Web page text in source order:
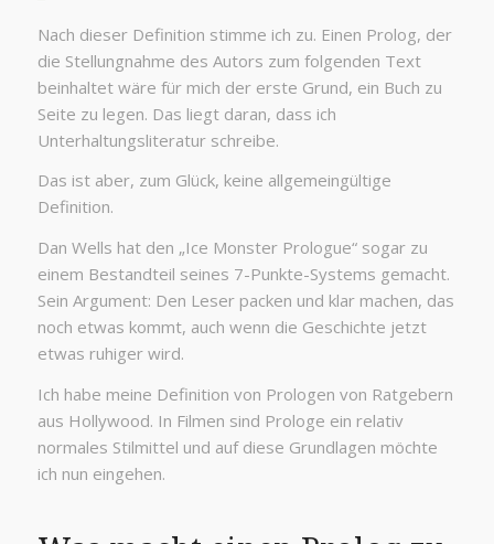
Nach dieser Definition stimme ich zu. Einen Prolog, der
die Stellungnahme des Autors zum folgenden Text
beinhaltet wäre für mich der erste Grund, ein Buch zu
Seite zu legen. Das liegt daran, dass ich
Unterhaltungsliteratur schreibe.
Das ist aber, zum Glück, keine allgemeingültige
Definition.
Dan Wells hat den „Ice Monster Prologue“ sogar zu
einem Bestandteil seines 7-Punkte-Systems gemacht.
Sein Argument: Den Leser packen und klar machen, das
noch etwas kommt, auch wenn die Geschichte jetzt
etwas ruhiger wird.
Ich habe meine Definition von Prologen von Ratgebern
aus Hollywood. In Filmen sind Prologe ein relativ
normales Stilmittel und auf diese Grundlagen möchte
ich nun eingehen.